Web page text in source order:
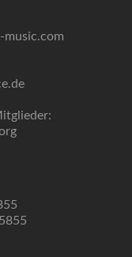
music.com